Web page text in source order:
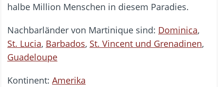
halbe Million Menschen in diesem Paradies.
Nachbarländer von Martinique sind: Dominica,
St. Lucia, Barbados, St. Vincent und Grenadinen,
Guadeloupe
Kontinent: Amerika